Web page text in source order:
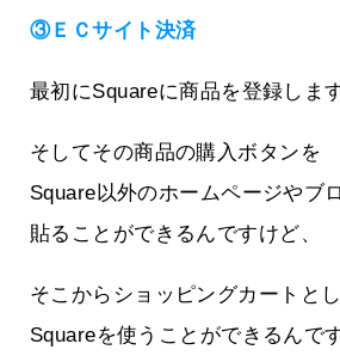
③ＥＣサイト決済
最初にSquareに商品を登録します
そしてその商品の購入ボタンを
Square以外のホームページやブ
貼ることができるんですけど、
そこからショッピングカートと
Squareを使うことができるんです